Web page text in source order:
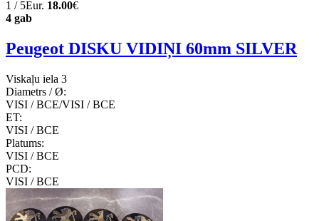
1 / 5Eur. 18.00€
4 gab
Peugeot DISKU VIDIŅI 60mm SILVER
Viskaļu iela 3
Diametrs / Ø:
VISI / ВСЕ/VISI / ВСЕ
ET:
VISI / ВСЕ
Platums:
VISI / ВСЕ
PCD:
VISI / ВСЕ